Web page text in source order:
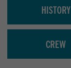
HISTORY
CREW